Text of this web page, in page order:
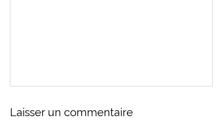
Laisser un commentaire